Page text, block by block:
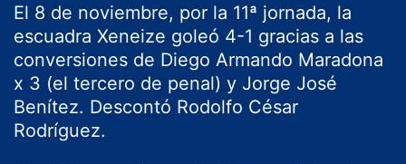
El 8 de noviembre, por la 11ª jornada, la
escuadra Xeneize goleó 4-1 gracias a las
conversiones de Diego Armando Maradona
x 3 (el tercero de penal) y Jorge José
Benítez. Descontó Rodolfo César
Rodríguez.